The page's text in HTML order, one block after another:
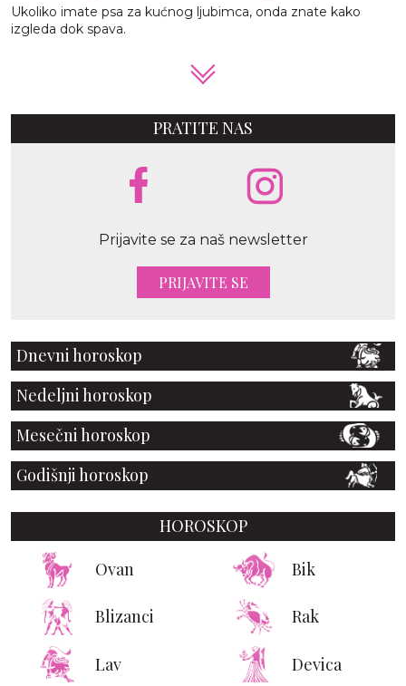
Ukoliko imate psa za kućnog ljubimca, onda znate kako
izgleda dok spava.
PRATITE NAS
Prijavite se za naš newsletter
PRIJAVITE SE
Dnevni horoskop
Nedeljni horoskop
Mesečni horoskop
Godišnji horoskop
HOROSKOP
Ovan Bik
Blizanci Rak
Lav Devica